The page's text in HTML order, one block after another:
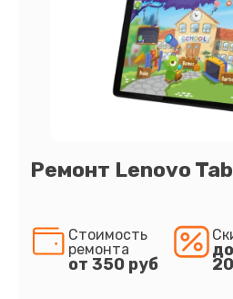
Ремонт Lenovo
Стоимость
ремонта
от 350 руб
до